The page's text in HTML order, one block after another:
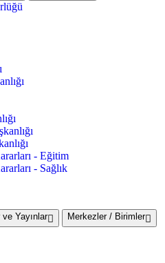
- Eğitim
- Sağlık
Yayınlar
Merkezler / Birimler